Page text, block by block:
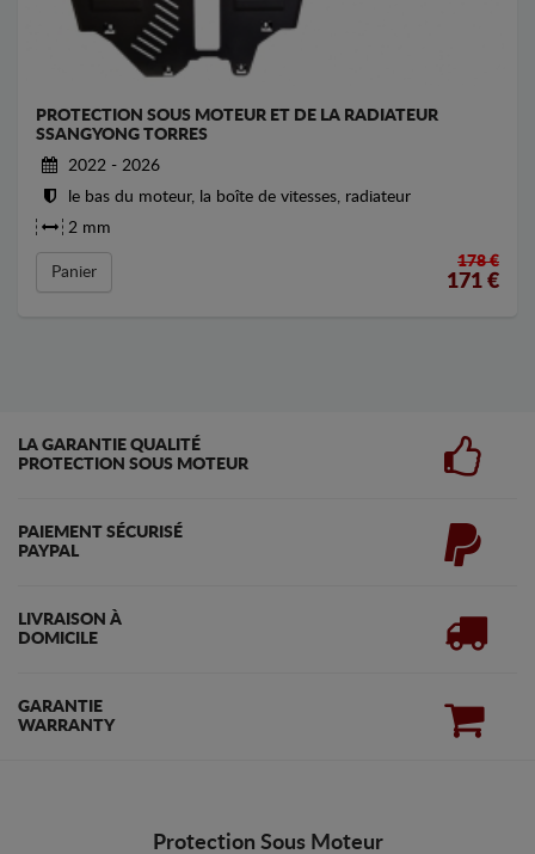
PROTECTION SOUS MOTEUR ET DE LA RADIATEUR
SSANGYONG TORRES
2022 - 2026
le bas du moteur, la boîte de vitesses, radiateur
2 mm
Panier
178 €
171 €
LA GARANTIE QUALITÉ
PROTECTION SOUS MOTEUR
PAIEMENT SÉCURISÉ
PAYPAL
LIVRAISON À
DOMICILE
GARANTIE
WARRANTY
Protection Sous Moteur